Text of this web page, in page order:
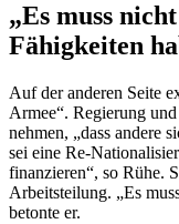
„Es muss
Fähigkeiten
Auf der anderen Seite
Armee“. Regierung
nehmen, „dass andere
sei eine Re-
finanzieren“, so Rühe.
Arbeitsteilung. „Es
betonte er.